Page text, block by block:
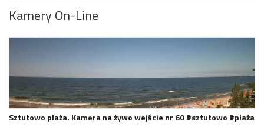
Kamery On-Line
Sztutowo plaża. Kamera na żywo wejście nr 60 #sztutowo #plaża